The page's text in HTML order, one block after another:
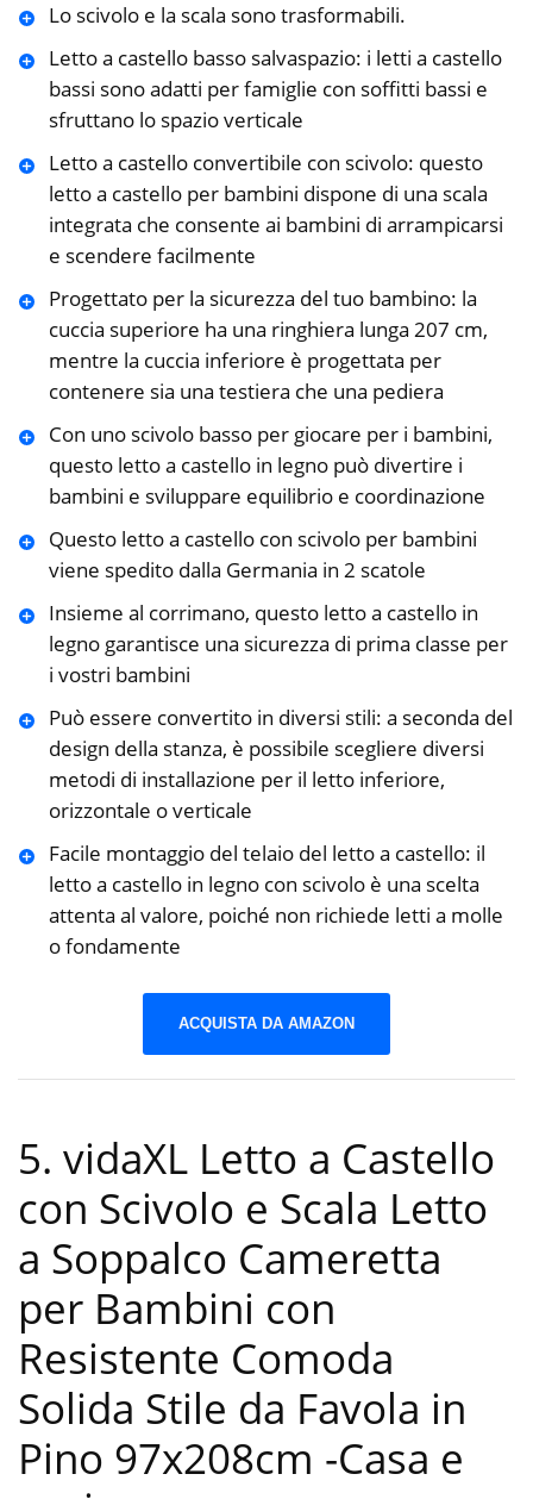
Lo scivolo e la scala sono trasformabili.
Letto a castello basso salvaspazio: i letti a castello
bassi sono adatti per famiglie con soffitti bassi e
sfruttano lo spazio verticale
Letto a castello convertibile con scivolo: questo
letto a castello per bambini dispone di una scala
integrata che consente ai bambini di arrampicarsi
e scendere facilmente
Progettato per la sicurezza del tuo bambino: la
cuccia superiore ha una ringhiera lunga 207 cm,
mentre la cuccia inferiore è progettata per
contenere sia una testiera che una pediera
Con uno scivolo basso per giocare per i bambini,
questo letto a castello in legno può divertire i
bambini e sviluppare equilibrio e coordinazione
Questo letto a castello con scivolo per bambini
viene spedito dalla Germania in 2 scatole
Insieme al corrimano, questo letto a castello in
legno garantisce una sicurezza di prima classe per
i vostri bambini
Può essere convertito in diversi stili: a seconda del
design della stanza, è possibile scegliere diversi
metodi di installazione per il letto inferiore,
orizzontale o verticale
Facile montaggio del telaio del letto a castello: il
letto a castello in legno con scivolo è una scelta
attenta al valore, poiché non richiede letti a molle
o fondamente
ACQUISTA DA AMAZON
5. vidaXL Letto a Castello
con Scivolo e Scala Letto
a Soppalco Cameretta
per Bambini con
Resistente Comoda
Solida Stile da Favola in
Pino 97x208cm -Casa e